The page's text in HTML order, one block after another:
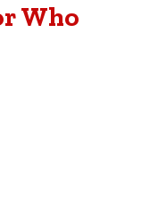
Who